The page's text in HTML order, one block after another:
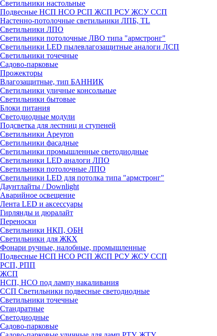
Светильники настольные
Подвесные НСП НСО РСП ЖСП РСУ ЖСУ ССП
Настенно-потолочные светильники ЛПБ, TL
Светильники ЛПО
Светильники потолочные ЛВО типа "армстронг"
Светильники LED пылевлагозащитные аналоги ЛСП
Светильники точечные
Садово-парковые
Прожекторы
Влагозащитные, тип БАННИК
Светильники уличные консольные
Светильники бытовые
Блоки питания
Светодиодные модули
Подсветка для лестниц и ступеней
Светильники Apeyron
Светильники фасадные
Светильники промышленные светодиодные
Светильники LED аналоги ЛПО
Светильники потолочные ЛПО
Светильники LED для потолка типа "армстронг"
Даунтлайты / Downlight
Аварийное освещение
Лента LED и аксессуары
Гирлянды и дюралайт
Переноски
Светильники НКП, ОБН
Светильники для ЖКХ
Фонари ручные, налобные, промышленные
Подвесные НСП НСО РСП ЖСП РСУ ЖСУ ССП
РСП, РПП
ЖСП
НСП, НСО под лампу накаливания
ССП Светильники подвесные светодиодные
Светильники точечные
Стандратные
Светодиодные
Садово-парковые